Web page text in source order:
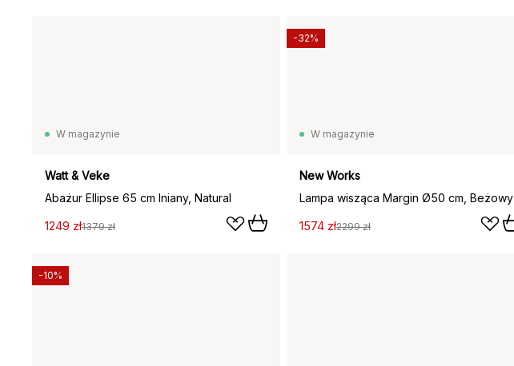
W magazynie
Watt & Veke
Abażur Ellipse 65 cm lniany, Natural
1249 zł1379 zł
W magazynie
New Works
Lampa wisząca Margin Ø50 cm, Beżowy
1574 zł2299 zł
-32%
-10%